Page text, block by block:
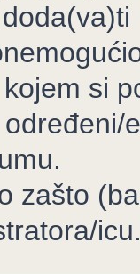
si
zašto